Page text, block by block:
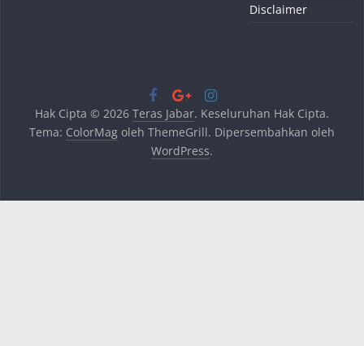
Disclaimer
Hak Cipta © 2026 Teras Jabar. Keseluruhan Hak Cipta.
Tema: ColorMagoleh ThemeGrill. Dipersembahkan oleh
WordPress.